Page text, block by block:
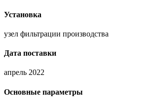
Установка
узел фильтрации производства
Дата поставки
апрель 2022
Основные параметры